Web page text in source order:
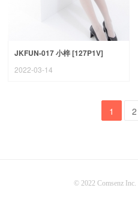
JKFUN-017 小梓 [127P1V]
2022-03-14
1
2
© 2022Comsenz Inc.